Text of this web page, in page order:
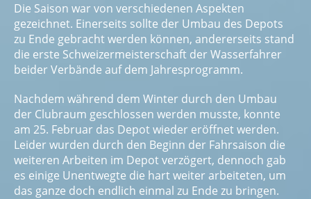
Die Saison war von verschiedenen Aspekten
gezeichnet. Einerseits sollte der Umbau des Depots
zu Ende ge­bracht werden können, andererseits stand
die erste Schweizermeisterschaft der Wasserfahrer
beider Ver­bände auf dem Jahresprogramm.
Nachdem während dem Winter durch den Umbau
der Club­raum geschlossen werden musste, konnte
am 25. Februar das Depot wieder eröffnet werden.
Leider wurden durch den Beginn der Fahrsaison die
weiteren Arbeiten im Depot verzögert, dennoch gab
es einige Unentwegte die hart weiter arbeiteten, um
das ganze doch endlich einmal zu Ende zu bringen.